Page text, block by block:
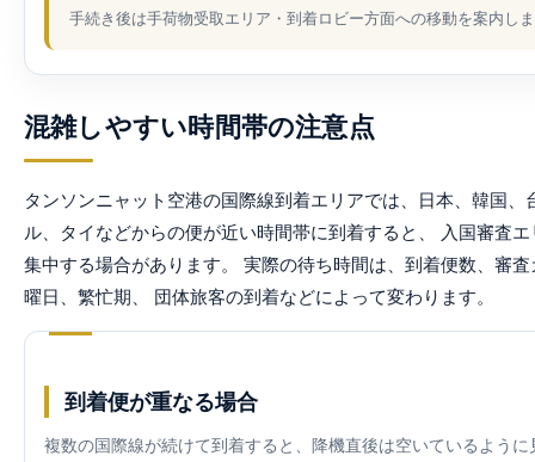
手続き後は手荷物受取エリア・到着ロビー方面への移動を案内し
混雑しやすい時間帯の注意点
タンソンニャット空港の国際線到着エリアでは、日本、韓国、
ル、タイなどからの便が近い時間帯に到着すると、 入国審査
集中する場合があります。 実際の待ち時間は、到着便数、審
曜日、繁忙期、 団体旅客の到着などによって変わります。
到着便が重なる場合
複数の国際線が続けて到着すると、降機直後は空いているよう